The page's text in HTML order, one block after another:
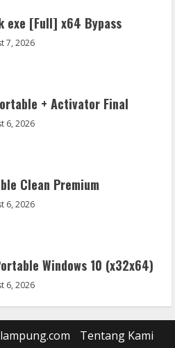
exe [Full] x64 Bypass
7, 2026
+ Activator Final
6, 2026
Clean Premium
6, 2026
Windows 10 (x32x64)
6, 2026
Tentang Kami